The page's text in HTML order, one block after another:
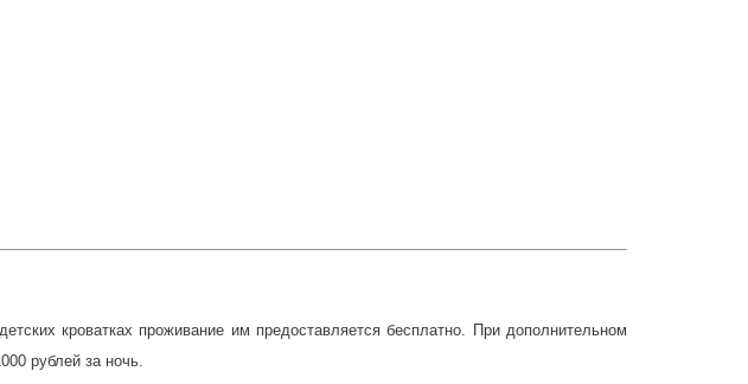
кроватках проживание им предоставляется бесплатно. При дополнительном
рублей за ночь.